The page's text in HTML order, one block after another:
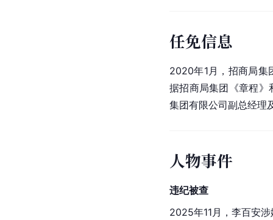
任免信息
2020年1月，招商局集
据招商局集团《章程》
集团有限公司副总经理
人物事件
违纪被查
2025年11月，李百安